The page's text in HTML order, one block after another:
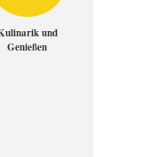
und
Genießen